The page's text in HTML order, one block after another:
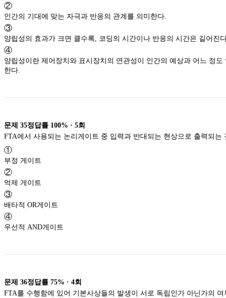
②
인간의 기대에 맞는 자극과 반응의 관계를 의미한다.
③
양립성의 효과가 크면 클수록, 코딩의 시간이나 반응의 시간은 길어진
④
양립성이란 제어장치와 표시장치의 연관성이 인간의 예상과 어느 정도
한다.
문제 35정답률 100% · 5회
FTA에서 사용되는 논리게이트 중 입력과 반대되는 현상으로 출력되는
①
부정 게이트
②
억제 게이트
③
배타적 OR게이트
④
우선적 AND게이트
문제 36정답률 75% · 4회
FTA를 수행함에 있어 기본사상들의 발생이 서로 독립인가 아닌가의